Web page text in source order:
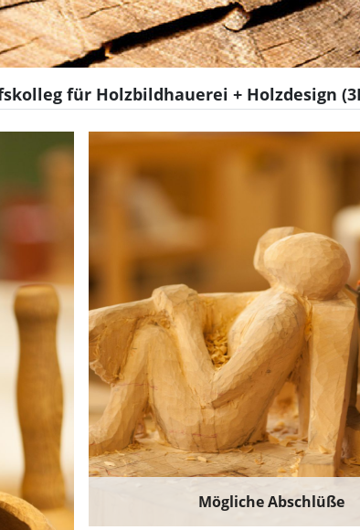
für Holzbildhauerei + Holzdesign
Mögliche Abschlüße